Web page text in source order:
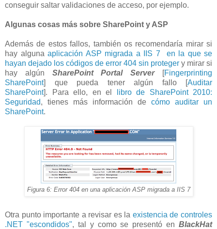
conseguir saltar validaciones de acceso, por ejemplo.
Algunas cosas más sobre SharePoint y ASP
Además de estos fallos, también os recomendaría mirar si
hay alguna aplicación ASP migrada a IIS 7 en la que se
hayan dejado los códigos de error 404 sin proteger y mirar si
hay algún SharePoint Portal Server[Fingerprinting
SharePoint] que pueda tener algún fallo [Auditar
SharePoint]. Para ello, en el
libro de SharePoint 2010:
Seguridad, tienes más información de cómo auditar un
SharePoint.
Figura 6: Error 404 en una aplicación ASP migrada a IIS 7
Otra punto importante a revisar es la existencia de controles
.NET "escondidos", tal y como se presentó en BlackHat